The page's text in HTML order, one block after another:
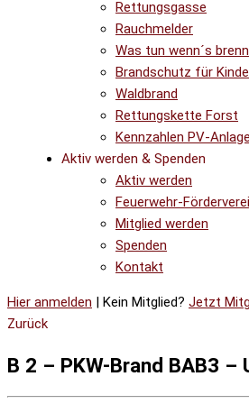
Rettungsgasse
Rauchmelder
Was tun wenn´s
Brandschutz für
Waldbrand
Rettungskette Forst
Kennzahlen PV-Anlage
Aktiv werden & Spenden
Aktiv werden
Feuerwehr-
Mitglied werden
Spenden
Kontakt
Hier anmelden | Kein Mitglied? Jetzt
Zurück
B 2 – PKW-Brand BAB3